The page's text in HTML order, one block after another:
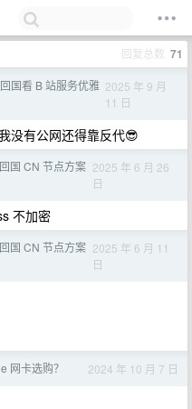
回复总数 71
国看 B 站服务优雅 2025 年 9 月
11 日
没有公网还得靠反代😎
国 CN 节点方案 2025 年 6 月 26
日
不加密
国 CN 节点方案 2025 年 6 月 11
日
网卡选购？ 2024 年 10 月 7 日